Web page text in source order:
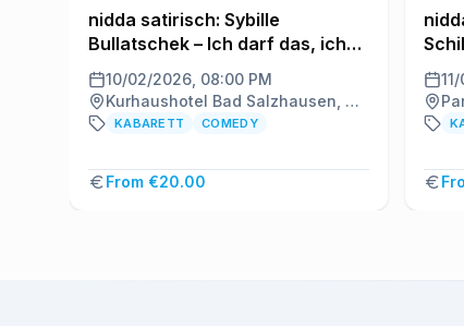
nidda satirisch: Sybille
Bullatschek – Ich darf das, ich
bin Pflegekraft
10/02/2026, 08:00 PM
Kurhaushotel Bad Salzhausen, Nidda
KABARETT COMEDY
From €20.00